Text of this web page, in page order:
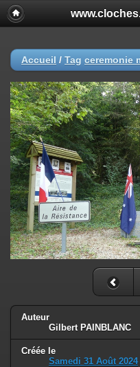
Accueil / Tag ceremonie
Auteur
Gilbert PAINBLANC
Créée le
Samedi 31 Août 2024